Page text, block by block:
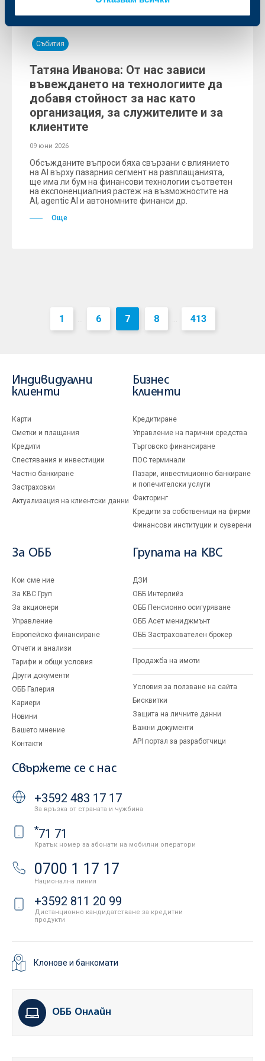
Събития
Татяна Иванова: От нас зависи
въвеждането на технологиите да
добавя стойност за нас като
организация, за служителите и за
клиентите
09 юни 2026
Oбсъжданите въпроси бяха свързани с влиянието
на AI върху пазарния сегмент на разплащанията,
ще има ли бум на финансови технологии съответен
на експоненциалния растеж на възможностите на
AI, agentic AI и автономните финанси др.
Още
1 ... 6 7 8 ... 413
Индивидуални
клиенти
Карти
Сметки и плащания
Кредити
Спестявания и инвестиции
Частно банкиране
Застраховки
Актуализация на клиентски данни
Бизнес
клиенти
Кредитиране
Управление на парични средства
Търговско финансиране
ПОС терминали
Пазари, инвестиционно банкиране
и попечителски услуги
Факторинг
Кредити за собственици на фирми
Финансови институции и суверени
За ОББ
Кои сме ние
За KBC Груп
За акционери
Управление
Европейско финансиране
Отчети и анализи
Тарифи и общи условия
Други документи
ОББ Галерия
Кариери
Новини
Вашето мнение
Контакти
Групата на KBC
ДЗИ
ОББ Интерлийз
ОББ Пенсионно осигуряване
ОББ Асет мениджмънт
ОББ Застрахователен брокер
Продажба на имоти
Условия за ползване на сайта
Бисквитки
Защита на личните данни
Важни документи
API портал за разработчици
Свържете се с нас
+3592 483 17 17
За връзка от страната и чужбина
*71 71
Кратък номер за абонати на мобилни оператори
0700 1 17 17
Национална линия
+3592 811 20 99
Дистанционно кандидатстване за кредитни
продукти
Клонове и банкомати
ОББ Онлайн